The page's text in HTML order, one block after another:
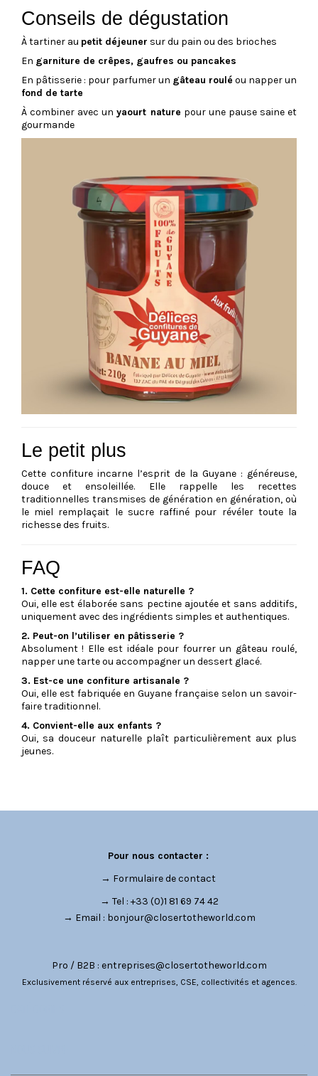
Conseils de dégustation
À tartiner au petit déjeuner sur du pain ou des brioches
En garniture de crêpes, gaufres ou pancakes
En pâtisserie : pour parfumer un gâteau roulé ou napper un
fond de tarte
À combiner avec unyaourt nature pour une pause saine et
gourmande
Le petit plus
Cette confiture incarne l’esprit de la Guyane : généreuse,
douce et ensoleillée. Elle rappelle les recettes
traditionnelles transmises de génération en génération, où
le miel remplaçait le sucre raffiné pour révéler toute la
richesse des fruits.
FAQ
1. Cette confiture est-elle naturelle ?
Oui, elle est élaborée sans pectine ajoutée et sans additifs,
uniquement avec des ingrédients simples et authentiques.
2. Peut-on l’utiliser en pâtisserie ?
Absolument ! Elle est idéale pour fourrer un gâteau roulé,
napper une tarte ou accompagner un dessert glacé.
3. Est-ce une confiture artisanale ?
Oui, elle est fabriquée en Guyane française selon un savoir-
faire traditionnel.
4. Convient-elle aux enfants ?
Oui, sa douceur naturelle plaît particulièrement aux plus
jeunes.
Pour nous contacter :
→ Formulaire de contact
→ Tel : +33 (0)1 81 69 74 42
→ Email : bonjour@closertotheworld.com
Pro / B2B : entreprises@closertotheworld.com
Exclusivement réservé aux entreprises, CSE, collectivités et agences.